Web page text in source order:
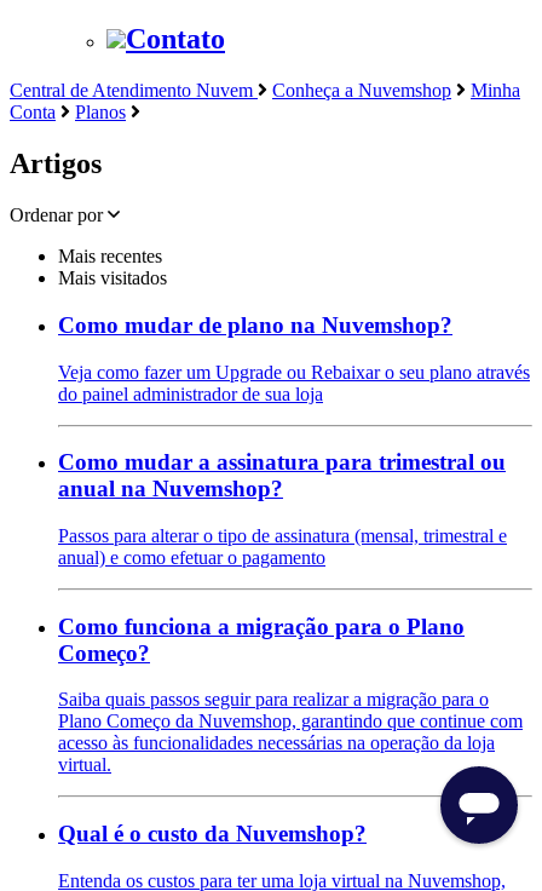
Contato
Central de Atendimento Nuvem Conheça a Nuvemshop
Minha
Conta
Planos
Artigos
Ordenar por
Mais recentes
Mais visitados
Como mudar de plano na Nuvemshop?
Veja como fazer um Upgrade ou Rebaixar o seu plano através
do painel administrador de sua loja
Como mudar a assinatura para trimestral ou
anual na Nuvemshop?
Passos para alterar o tipo de assinatura (mensal, trimestral e
anual) e como efetuar o pagamento
Como funciona a migração para o Plano
Começo?
Saiba quais passos seguir para realizar a migração para o
Plano Começo da Nuvemshop, garantindo que continue com
acesso às funcionalidades necessárias na operação da loja
virtual.
Qual é o custo da Nuvemshop?
Entenda os custos para ter uma loja virtual na Nuvemshop,